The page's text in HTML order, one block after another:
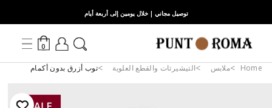
توصيل مجاني | خلال يومين إلى أربعة أيام
0
Home ملابس التيشيرتات والقطع العلوية توب أزرق بدون أكمام